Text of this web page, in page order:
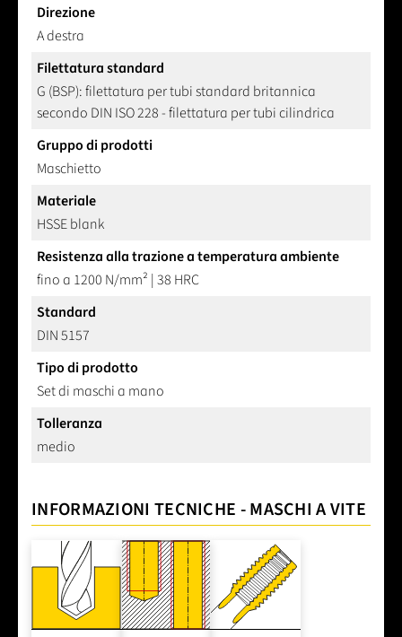
Direzione
A destra
Filettatura standard
G (BSP): filettatura per tubi standard britannica
secondo DIN ISO 228 - filettatura per tubi cilindrica
Gruppo di prodotti
Maschietto
Materiale
HSSE blank
Resistenza alla trazione a temperatura ambiente
fino a 1200 N/mm² | 38 HRC
Standard
DIN 5157
Tipo di prodotto
Set di maschi a mano
Tolleranza
medio
INFORMAZIONI TECNICHE - MASCHI A VITE